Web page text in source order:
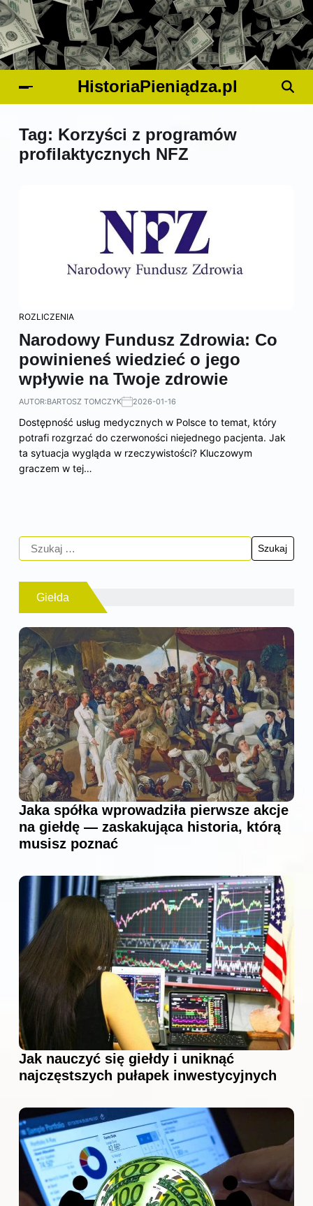
HistoriaPieniądza.pl
Tag: Korzyści z programów
profilaktycznych NFZ
ROZLICZENIA
Narodowy Fundusz Zdrowia: Co
powinieneś wiedzieć o jego
wpływie na Twoje zdrowie
AUTOR:BARTOSZ TOMCZYK 2026-01-16
Dostępność usług medycznych w Polsce to temat, który
potrafi rozgrzać do czerwoności niejednego pacjenta. Jak
ta sytuacja wygląda w rzeczywistości? Kluczowym
graczem w tej…
Giełda
Jaka spółka wprowadziła pierwsze akcje
na giełdę — zaskakująca historia, którą
musisz poznać
Jak nauczyć się giełdy i uniknąć
najczęstszych pułapek inwestycyjnych